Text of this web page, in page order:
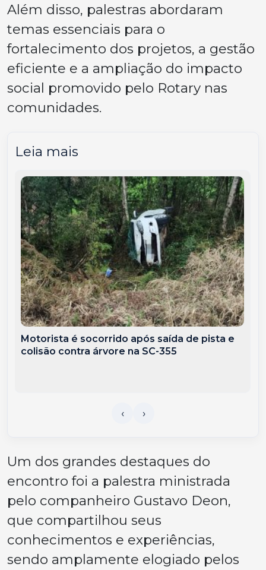
Além disso, palestras abordaram
temas essenciais para o
fortalecimento dos projetos, a gestão
eficiente e a ampliação do impacto
social promovido pelo Rotary nas
comunidades.
Leia mais
Motorista é socorrido após saída de pista e
colisão contra árvore na SC-355
Um dos grandes destaques do
encontro foi a palestra ministrada
pelo companheiro Gustavo Deon,
que compartilhou seus
conhecimentos e experiências,
sendo amplamente elogiado pelos